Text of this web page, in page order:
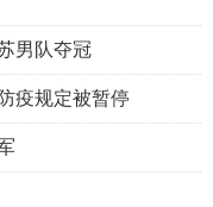
男队夺冠
疫规定被暂停